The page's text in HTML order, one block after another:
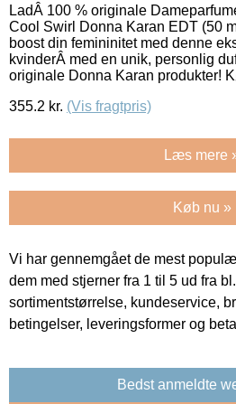
LadÂ 100 % originale
Cool Swirl Donna Karan EDT (50
boost din femininitet med denne
kvinderÂ med en unik, personlig
originale Donna Karan produkter!
355.2 kr. (Vis fragtpris)
Læs mere
Køb nu »
Vi har gennemgået de mest
dem med stjerner fra 1 til 5 ud fra
sortimentstørrelse, kundeservice,
betingelser, leveringsformer og
Bedst anmeldte